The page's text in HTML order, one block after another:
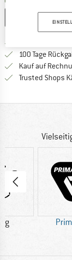
100 Tage
Kauf auf
Trusted Shops
g